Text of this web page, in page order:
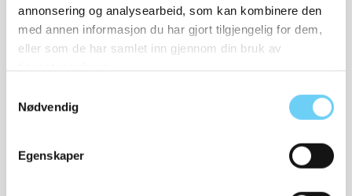
annonsering og analysearbeid, som kan kombinere den
med annen informasjon du har gjort tilgjengelig for dem,
eller som de har samlet inn gjennom din bruk av
Nødvendig
Egenskaper
Relaterte produkter